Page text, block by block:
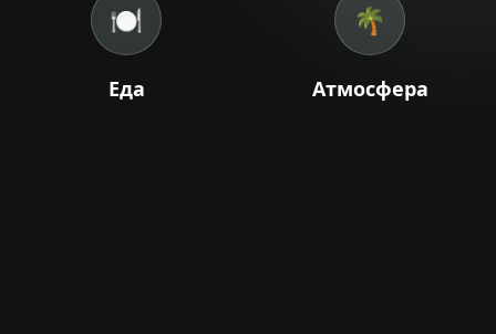
🍽️
Еда
🌴
Атмосфера